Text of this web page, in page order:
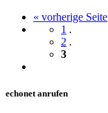
« vorherige Seite
1 .
2 .
3
echonet anrufen